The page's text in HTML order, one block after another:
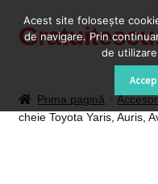
Sari
Sari
Blog
Prima pagină
cheie Toyota Yaris, Auris,
Acest site foloseşte
de navigare. Prin
de